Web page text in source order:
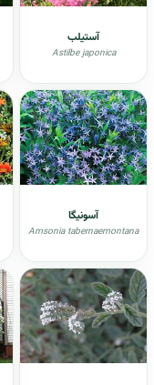
آستیلب
Astilbe japonica
آسونيگا
Amsonia tabernaemontana